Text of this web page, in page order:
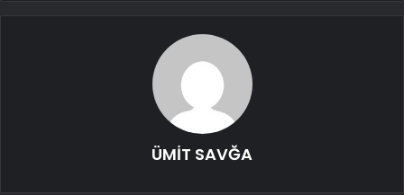
ÜMİT SAVĞA